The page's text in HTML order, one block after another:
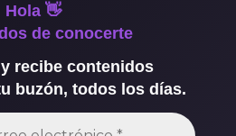
Hola 👋
de conocerte
recibe contenidos
buzón, todos los días.